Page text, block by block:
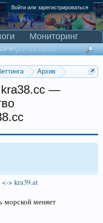
Войти или зарегистрироваться
Архив
kra38.cc —
> kra39.at
морской меняет
Мониторинг
Pinnacle